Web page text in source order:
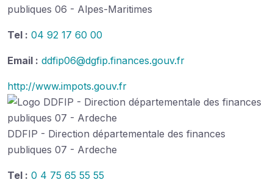
publiques 06 - Alpes-Maritimes
Tel : 04 92 17 60 00
Email : ddfip06@dgfip.finances.gouv.fr
http://www.impots.gouv.fr
DDFIP - Direction départementale des finances
publiques 07 - Ardeche
Tel : 0 4 75 65 55 55